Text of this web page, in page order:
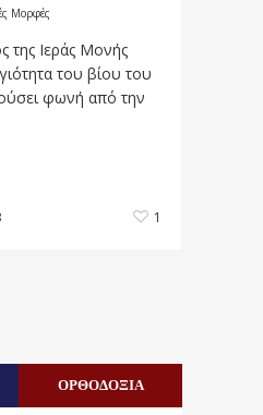
Μορφές
της Ιεράς Μονής
του βίου του
φωνή από την
1
ΟΡΘΟΔΟΞΙΑ